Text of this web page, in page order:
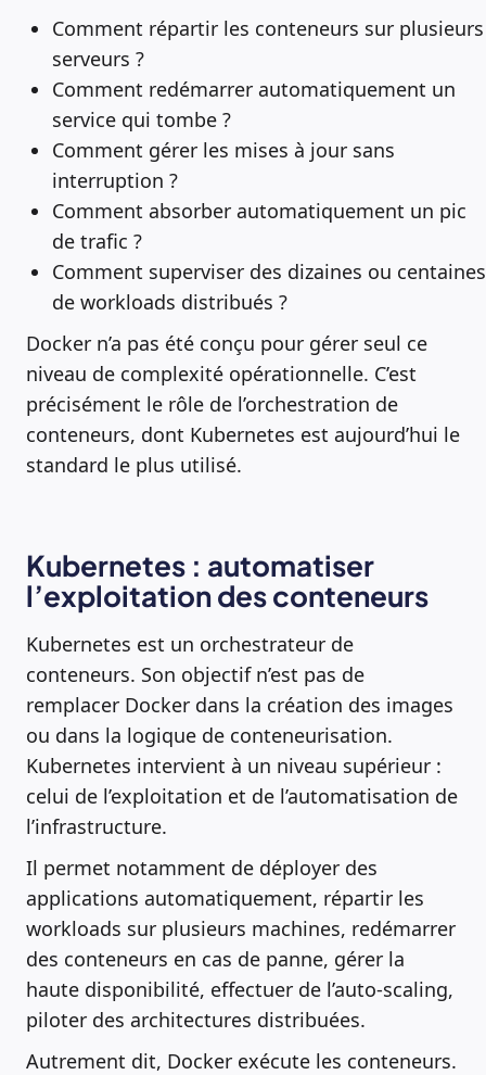
Comment répartir les conteneurs sur plusieurs
serveurs ?
Comment redémarrer automatiquement un
service qui tombe ?
Comment gérer les mises à jour sans
interruption ?
Comment absorber automatiquement un pic
de trafic ?
Comment superviser des dizaines ou centaines
de workloads distribués ?
Docker n’a pas été conçu pour gérer seul ce
niveau de complexité opérationnelle. C’est
précisément le rôle de l’orchestration de
conteneurs, dont Kubernetes est aujourd’hui le
standard le plus utilisé.
Kubernetes : automatiser
l’exploitation des conteneurs
Kubernetes est un orchestrateur de
conteneurs. Son objectif n’est pas de
remplacer Docker dans la création des images
ou dans la logique de conteneurisation.
Kubernetes intervient à un niveau supérieur :
celui de l’exploitation et de l’automatisation de
l’infrastructure.
Il permet notamment de déployer des
applications automatiquement, répartir les
workloads sur plusieurs machines, redémarrer
des conteneurs en cas de panne, gérer la
haute disponibilité, effectuer de l’auto-scaling,
piloter des architectures distribuées.
Autrement dit, Docker exécute les conteneurs.